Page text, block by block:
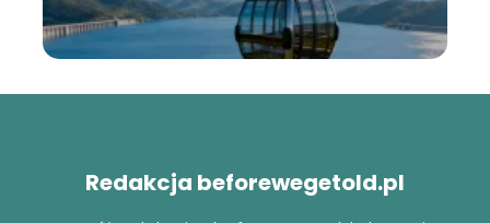
Redakcja beforewegetold.pl